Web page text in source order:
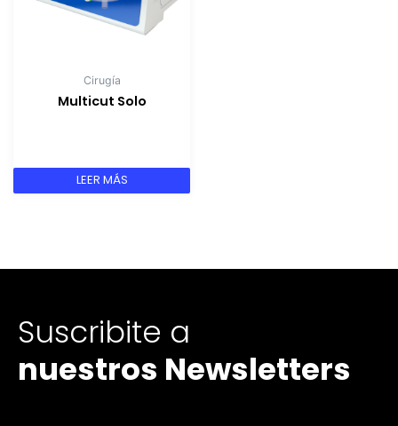
Cirugía
Multicut Solo
LEER MÁS
Suscribite a
nuestros Newsletters